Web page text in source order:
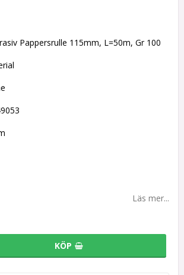
Pappersrulle 115mm, L=50m, Gr 100
Läs mer...
KÖP